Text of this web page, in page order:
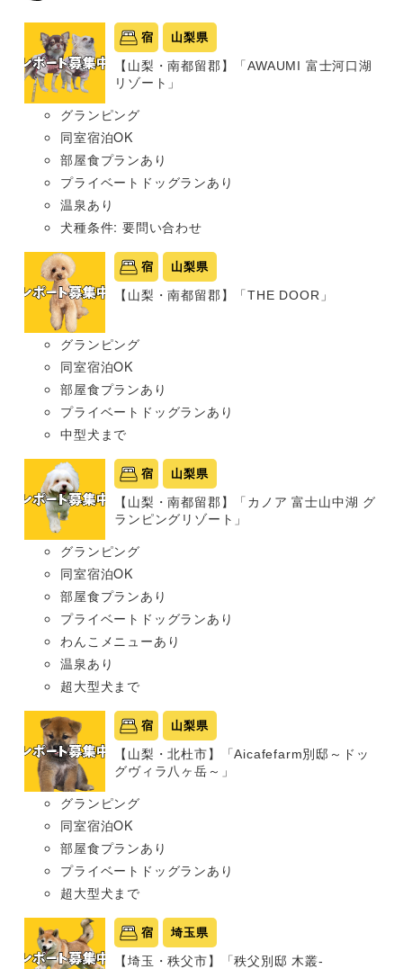
宿 山梨県
【山梨・南都留郡】「AWAUMI 富士河口湖
リゾート」
グランピング
同室宿泊OK
部屋食プランあり
プライベートドッグランあり
温泉あり
犬種条件: 要問い合わせ
宿 山梨県
【山梨・南都留郡】「THE DOOR」
グランピング
同室宿泊OK
部屋食プランあり
プライベートドッグランあり
中型犬まで
宿 山梨県
【山梨・南都留郡】「カノア 富士山中湖 グ
ランピングリゾート」
グランピング
同室宿泊OK
部屋食プランあり
プライベートドッグランあり
わんこメニューあり
温泉あり
超大型犬まで
宿 山梨県
【山梨・北杜市】「Aicafefarm別邸～ドッ
グヴィラ八ヶ岳～」
グランピング
同室宿泊OK
部屋食プランあり
プライベートドッグランあり
超大型犬まで
宿 埼玉県
【埼玉・秩父市】「秩父別邸 木叢-